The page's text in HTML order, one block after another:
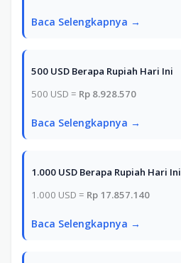
Baca Selengkapnya →
500 USD Berapa Rupiah Hari Ini
500 USD = Rp 8.928.570
Baca Selengkapnya →
1.000 USD Berapa Rupiah Hari Ini
1.000 USD = Rp 17.857.140
Baca Selengkapnya →